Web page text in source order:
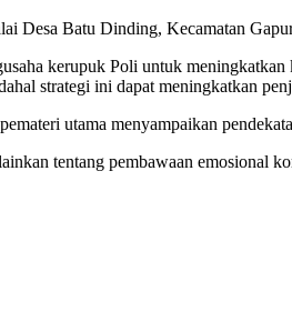
Desa Batu Dinding, Kecamatan
kerupuk Poli untuk
strategi ini dapat meningkatkan
utama menyampaikan
tentang pembawaan emosional